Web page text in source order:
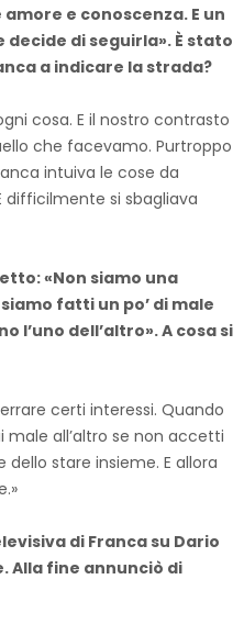
e conoscenza. E un
di seguirla». È stato
a indicare la strada?
cosa. E il nostro contrasto
che facevamo. Purtroppo
intuiva le cose da
difficilmente si sbagliava
«Non siamo una
fatti un po’ di male
l’uno dell’altro». A cosa si
certi interessi. Quando
all’altro se non accetti
stare insieme. E allora
di Franca su Dario
Alla fine annunciò di